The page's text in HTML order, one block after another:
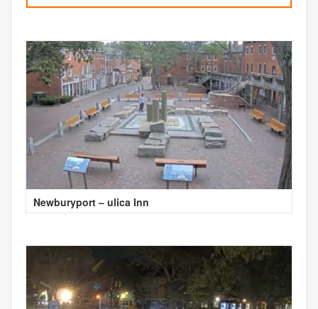
Newburyport – ulica Inn